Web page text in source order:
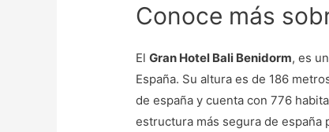
Conoce más
ElGran Hotel Bali Benidorm, es
España. Su altura es de 186
de españa y cuenta con 776
estructura más segura de